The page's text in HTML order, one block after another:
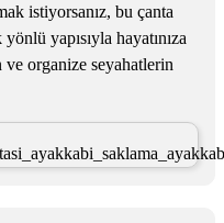
istiyorsanız, bu çanta
yapısıyla hayatınıza
organize seyahatlerin